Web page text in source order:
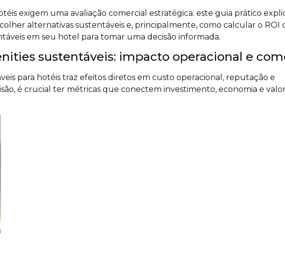
exigem uma avaliação comercial estratégica: este guia prático
alternativas sustentáveis e, principalmente, como calcular o ROI
em seu hotel para tomar uma decisão informada.
sustentáveis: impacto operacional e
para hotéis traz efeitos diretos em custo operacional, reputação e
é crucial ter métricas que conectem investimento, economia e